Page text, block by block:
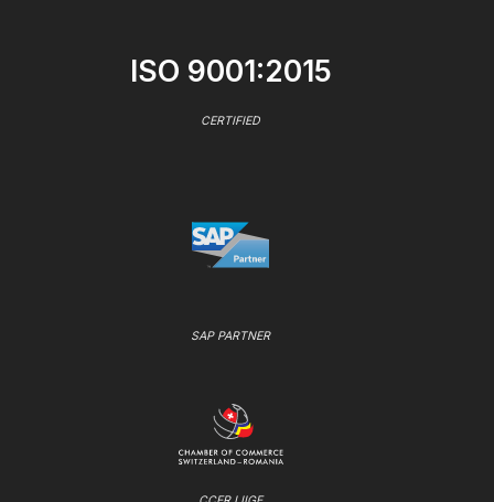
ISO 9001:2015
CERTIFIED
SAP PARTNER